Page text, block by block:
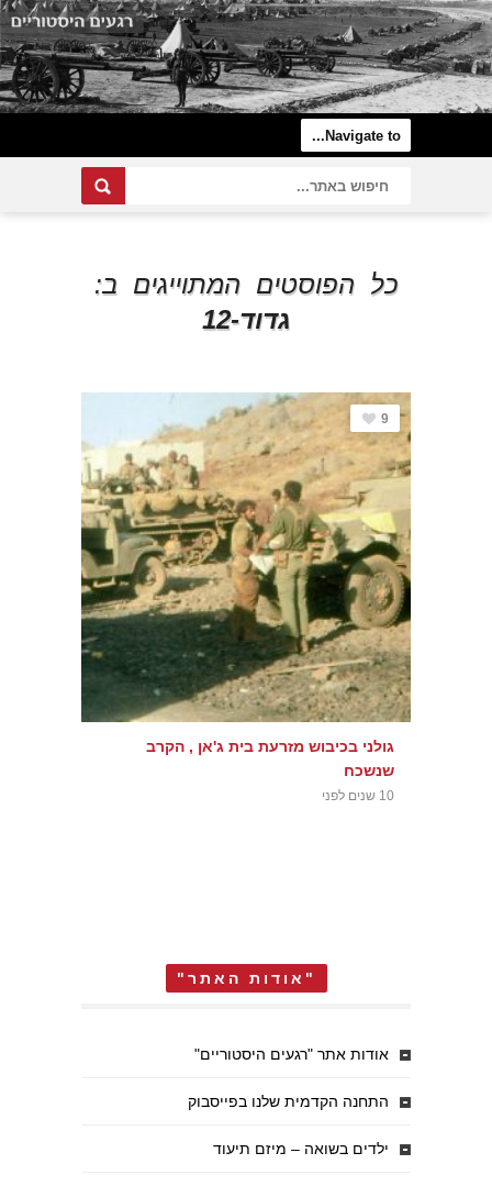
כל הפוסטים המתוייגים ב:
גדוד-12
9
גולני בכיבוש מזרעת בית ג'אן , הקרב
שנשכח
10 שנים לפני
"אודות האתר"
אודות אתר "רגעים היסטוריים"
התחנה הקדמית שלנו בפייסבוק
ילדים בשואה – מיזם תיעוד